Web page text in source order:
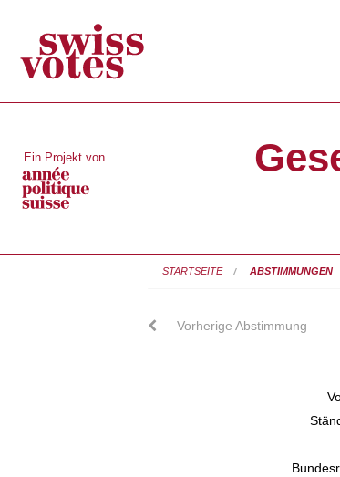
Ein Projekt von
STARTSEITE ABSTIMMUNGEN
Vorherige Abstimmung